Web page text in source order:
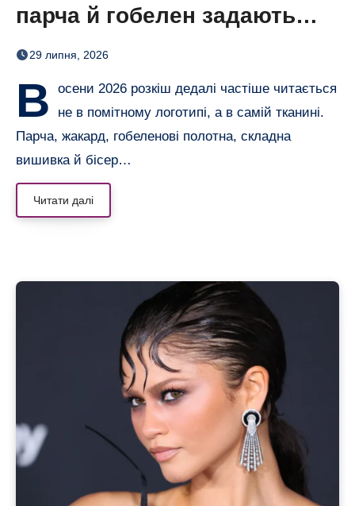
парча й гобелен задають
нову розкіш осені
29 липня, 2026
В
осени 2026 розкіш дедалі частіше читається
не в помітному логотипі, а в самій тканині.
Парча, жакард, гобеленові полотна, складна
вишивка й бісер…
Читати далі